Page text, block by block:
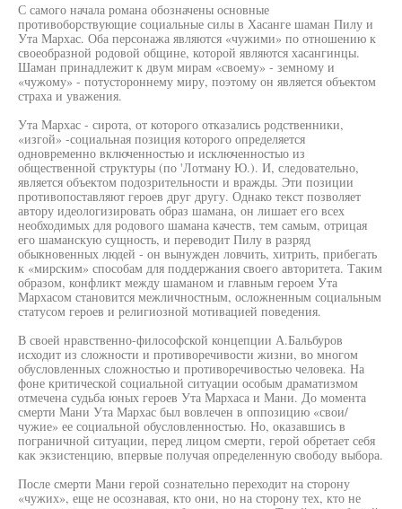
С самого начала романа обозначены основные
противоборствующие социальные силы в Хасанге шаман Пилу и
Ута Мархас. Оба персонажа являются «чужими» по отношению к
своеобразной родовой общине, которой являются хасангинцы.
Шаман принадлежит к двум мирам «своему» - земному и
«чужому» - потустороннему миру, поэтому он является объектом
страха и уважения.
Ута Мархас - сирота, от которого отказались родственники,
«изгой» -социальная позиция которого определяется
одновременно включенностью и исключенностыо из
общественной структуры (по 'Лотману Ю.). И, следовательно,
является объектом подозрительности и вражды. Эти позиции
противопоставляют героев друг другу. Однако текст позволяет
автору идеологизировать образ шамана, он лишает его всех
необходимых для родового шамана качеств, тем самым, отрицая
его шаманскую сущность, и переводит Пилу в разряд
обыкновенных людей - он вынужден ловчить, хитрить, прибегать
к «мирским» способам для поддержания своего авторитета. Таким
образом, конфликт между шаманом и главным героем Ута
Мархасом становится межличностным, осложненным социальным
статусом героев и религиозной мотивацией поведения.
В своей нравственно-философской концепции А.Бальбуров
исходит из сложности и противоречивости жизни, во многом
обусловленных сложностью и противоречивостью человека. На
фоне критической социальной ситуации особым драматизмом
отмечена судьба юных героев Ута Мархаса и Мани. До момента
смерти Мани Ута Мархас был вовлечен в оппозицию «свои/
чужие» ее социальной обусловленностью. Но, оказавшись в
пограничной ситуации, перед лицом смерти, герой обретает себя
как экзистенцию, впервые получая определенную свободу выбора.
После смерти Мани герой сознательно переходит на сторону
«чужих», еще не осознавая, кто они, но на сторону тех, кто не